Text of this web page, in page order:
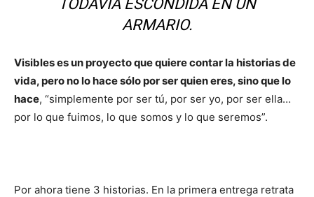
TODAVÍA ESCONDIDA EN UN
ARMARIO.
Visibles es un proyecto que quiere contar la historias de
vida, pero no lo hace sólo por ser quien eres, sino que lo
hace, “simplemente por ser tú, por ser yo, por ser ella…
por lo que fuimos, lo que somos y lo que seremos”.
Por ahora tiene 3 historias. En la primera entrega retrata